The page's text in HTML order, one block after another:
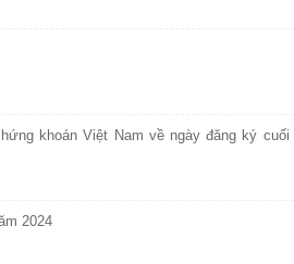
khoán Việt Nam về ngày đăng ký
2024